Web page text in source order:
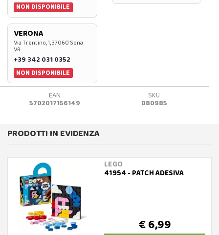
NON DISPONIBILE
VERONA
Via Trentino, 1, 37060 Sona
VR
+39 342 031 0352
NON DISPONIBILE
EAN
5702017156149
SKU
080985
PRODOTTI IN EVIDENZA
LEGO
41954 - PATCH ADESIVA
€ 6,99